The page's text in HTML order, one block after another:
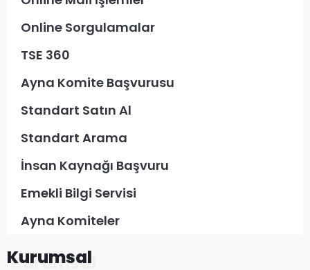
Online Sorgulamalar
TSE 360
Ayna Komite Başvurusu
Standart Satın Al
Standart Arama
İnsan Kaynağı Başvuru
Emekli Bilgi Servisi
Ayna Komiteler
Kurumsal